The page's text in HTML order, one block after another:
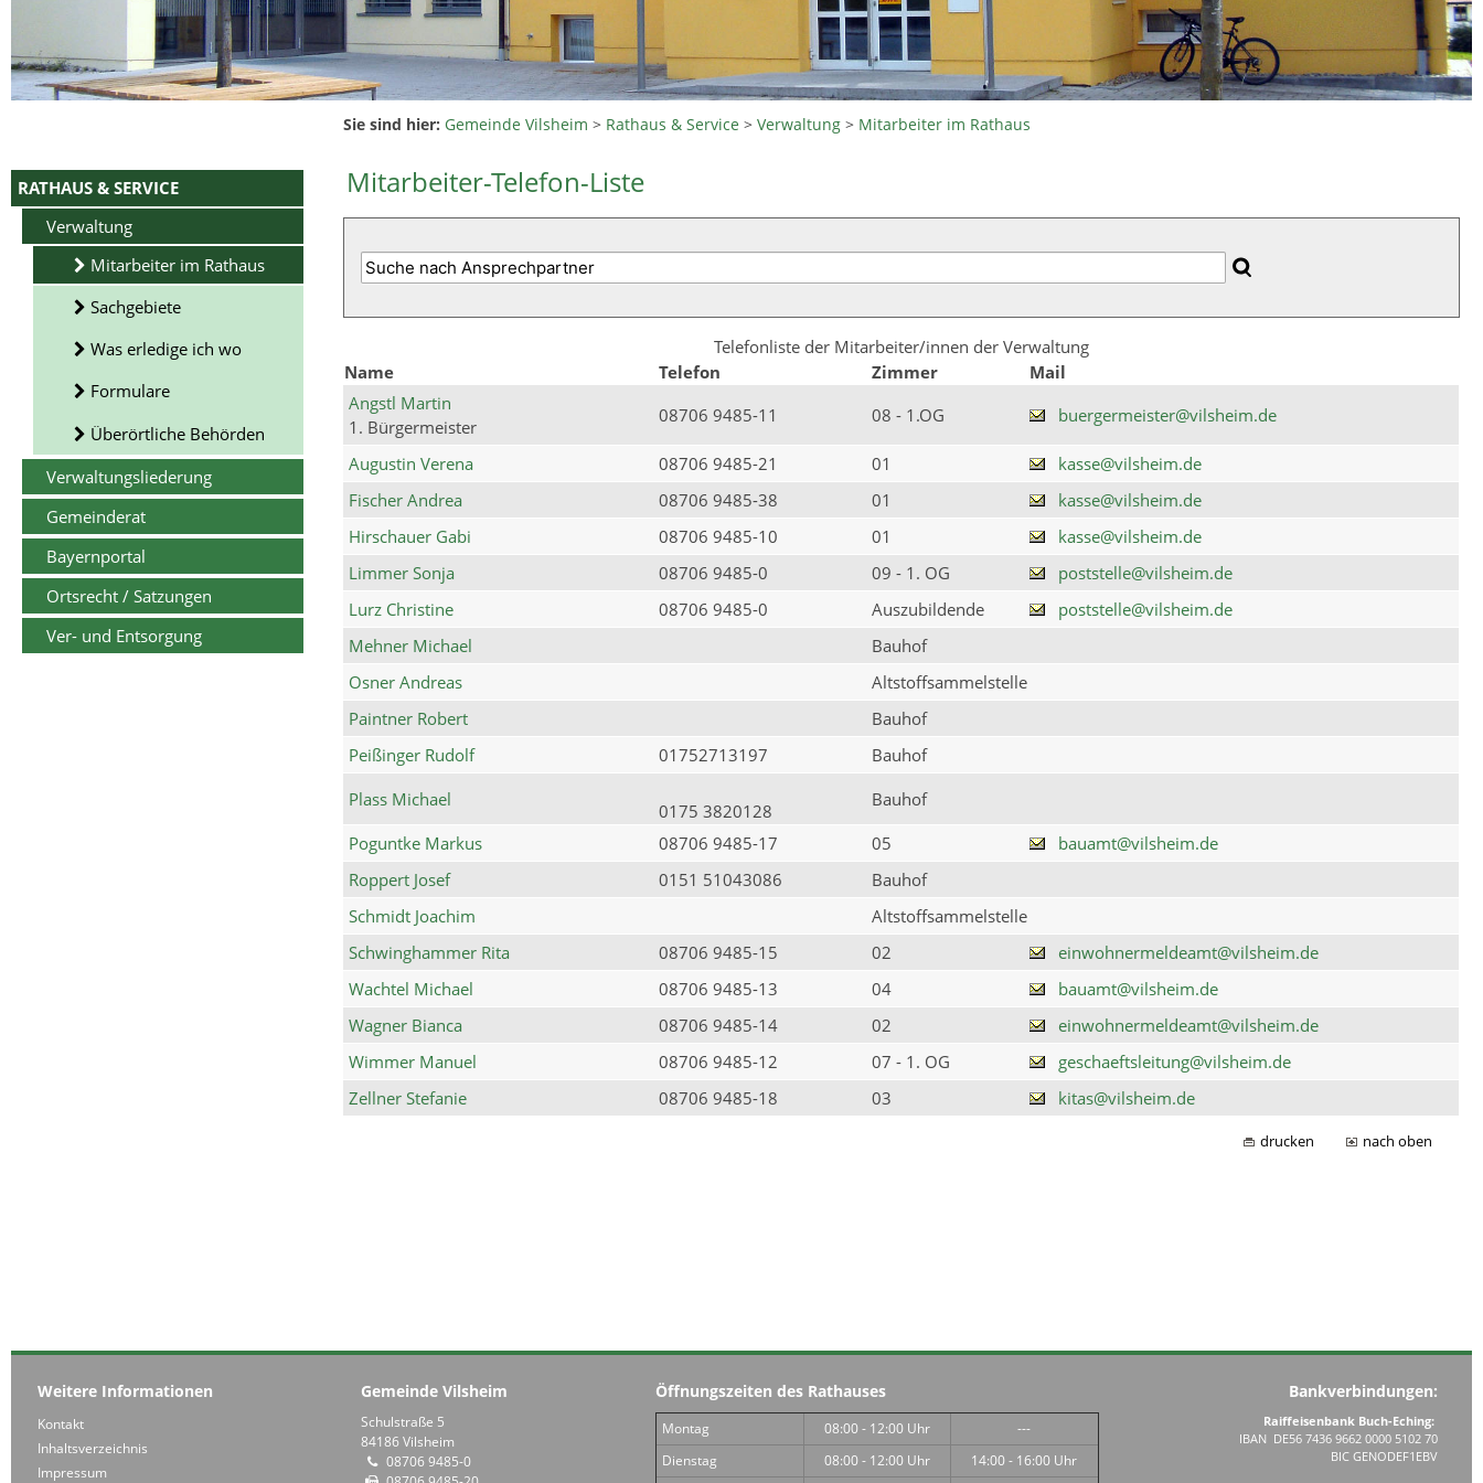
RATHAUS & SERVICE
Verwaltung
Mitarbeiter im Rathaus
Sachgebiete
Was erledige ich wo
Formulare
Überörtliche Behörden
Verwaltungsliederung
Gemeinderat
Bayernportal
Ortsrecht / Satzungen
Ver- und Entsorgung
Sie sind hier: Gemeinde Vilsheim > Rathaus & Service >Verwaltung > Mitarbeiter im Rathaus
Mitarbeiter-Telefon-Liste
Telefonliste der Mitarbeiter/innen der Verwaltung
Name
Telefon Zimmer
Mail
Angstl Martin
1. Bürgermeister
08706 9485-11 08 - 1.OG buergermeister@vilsheim.de
Augustin Verena 08706 9485-21 01
kasse@vilsheim.de
Fischer Andrea
08706 9485-38 01
kasse@vilsheim.de
Hirschauer Gabi
08706 9485-10 01
kasse@vilsheim.de
Limmer Sonja
08706 9485-0 09 - 1. OG
poststelle@vilsheim.de
Lurz Christine
08706 9485-0 Auszubildende
poststelle@vilsheim.de
Mehner Michael
Bauhof
Osner Andreas
Altstoffsammelstelle
Paintner Robert
Bauhof
Peißinger Rudolf
01752713197
Bauhof
Plass Michael
0175 3820128
Bauhof
Poguntke Markus
08706 9485-17 05
bauamt@vilsheim.de
Roppert Josef
0151 51043086
Bauhof
Schmidt Joachim
Altstoffsammelstelle
Schwinghammer Rita
08706 9485-15 02
einwohnermeldeamt@vilsheim.de
Wachtel Michael
08706 9485-13 04
bauamt@vilsheim.de
Wagner Bianca
08706 9485-14 02
einwohnermeldeamt@vilsheim.de
Wimmer Manuel
08706 9485-12 07 - 1. OG
geschaeftsleitung@vilsheim.de
Zellner Stefanie
08706 9485-18 03 kitas@vilsheim.de
drucken nach oben
Weitere Informationen
Kontakt
Inhaltsverzeichnis
Impressum
Gemeinde Vilsheim
Schulstraße 5
84186 Vilsheim
08706 9485-0
Öffnungszeiten des Rathauses
Montag 08:00 - 12:00 Uhr
---
Dienstag
08:00 - 12:00 Uhr
14:00 - 16:00 Uhr
Bankverbindungen:
Raiffeisenbank Buch-Eching:
IBAN DE56 7436 9662 0000 5102 70
BIC GENODEF1EBV